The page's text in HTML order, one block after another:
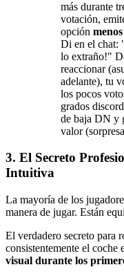
más durante
votación,
opción
Di en el chat:
lo extraño!"
reaccionar
adelante), tu
los pocos
grados
de baja DN y
valor
3. El Secreto
Intuitiva
La mayoría de los
manera de jugar. Están
El verdadero secreto para
consistentemente el coche
visual durante los